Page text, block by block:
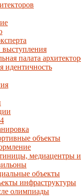
палата
идентичность
объекты
медиацентры
объекты
инфраструктуры
олимпиады